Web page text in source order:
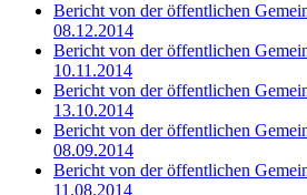
Bericht von der öffentlichen
08.12.2014
Bericht von der öffentlichen
10.11.2014
Bericht von der öffentlichen
13.10.2014
Bericht von der öffentlichen
08.09.2014
Bericht von der öffentlichen
11.08.2014